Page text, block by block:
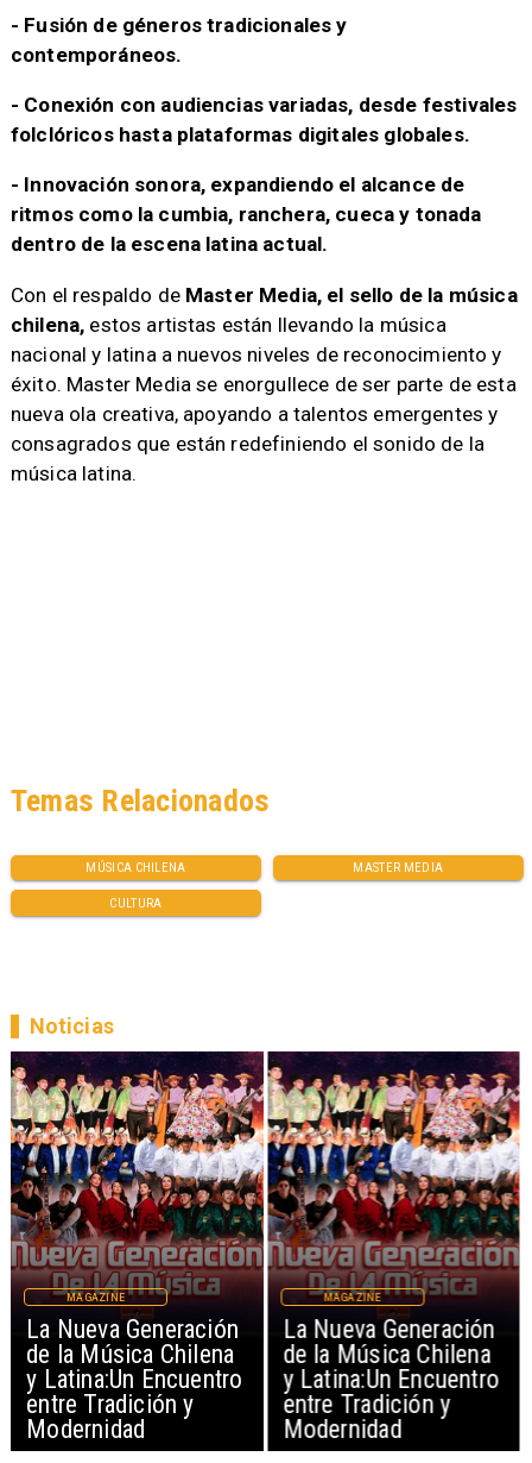
- Fusión de géneros tradicionales y
contemporáneos.
- Conexión con audiencias variadas, desde festivales
folclóricos hasta plataformas digitales globales.
- Innovación sonora, expandiendo el alcance de
ritmos como la cumbia, ranchera, cueca y tonada
dentro de la escena latina actual.
Con el respaldo de Master Media, el sello de la música
chilena, estos artistas están llevando la música
nacional y latina a nuevos niveles de reconocimiento y
éxito. Master Media se enorgullece de ser parte de esta
nueva ola creativa, apoyando a talentos emergentes y
consagrados que están redefiniendo el sonido de la
música latina.
MÚSICA CHILENA MASTER MEDIA
CULTURA
Temas Relacionados
La Nueva Generación
de la Música Chilena
y Latina:Un Encuentro
entre Tradición y
Modernidad
MAGAZINE
La Nueva Generación
de la Música Chilena
y Latina:Un Encuentro
entre Tradición y
Modernidad
MAGAZINE
Noticias